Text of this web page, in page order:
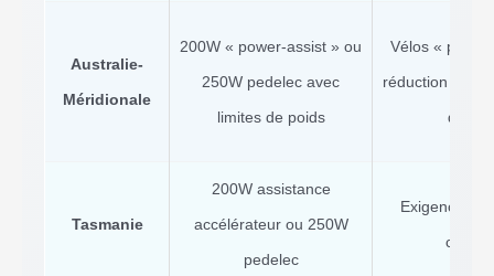
Australie-
Méridionale
200W « power-assist » ou
250W pedelec avec
limites de poids
Vélos «
réduction
Tasmanie
200W assistance
accélérateur ou 250W
pedelec
Exigences